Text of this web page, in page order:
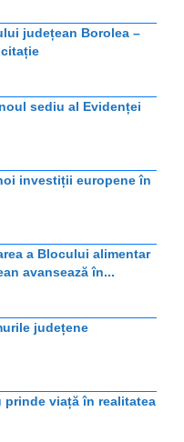
județean Borolea –
sediu al Evidenței
investiții europene în
a Blocului alimentar
avansează în...
județene
prinde viață în realitatea